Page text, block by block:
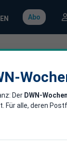
Abo
Der DWN-
Für alle, deren